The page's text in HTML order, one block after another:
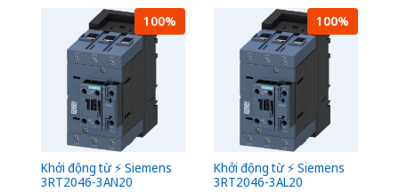
100%
Khởi động từ ⚡️ Siemens
3RT2046-3AN20
100%
Khởi động từ ⚡️ Siemens
3RT2046-3AL20